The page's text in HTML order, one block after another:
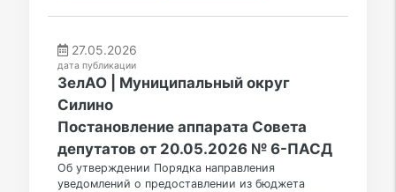
27.05.2026
дата публикации
ЗелАО | Муниципальный округ
Силино
Постановление аппарата Совета
депутатов от 20.05.2026 № 6-ПАСД
Об утверждении Порядка направления
уведомлений о предоставлении из бюджета